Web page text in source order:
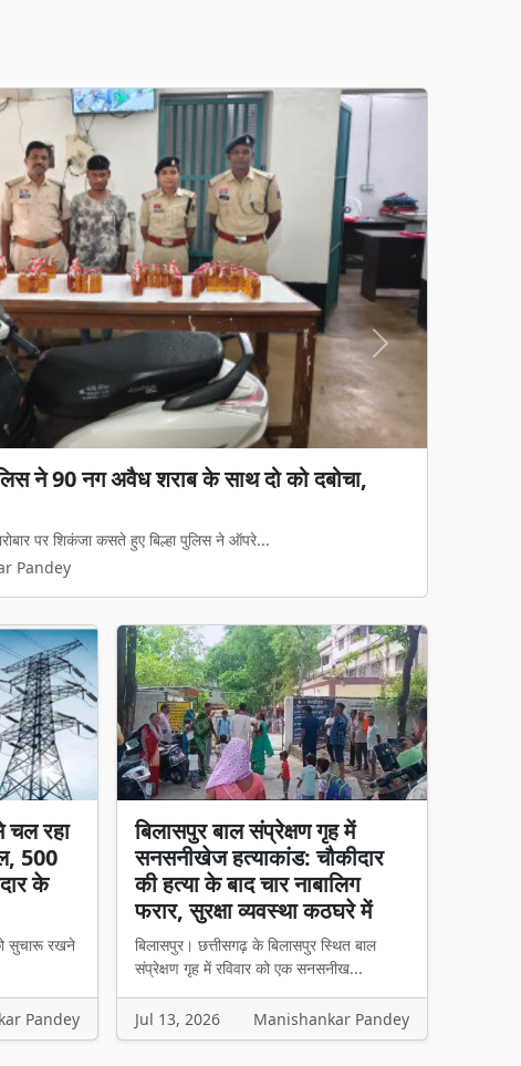
ने 90 नग अवैध शराब के साथ दो को दबोचा,
पर शिकंजा कसते हुए बिल्हा पुलिस ने ऑपरे...
Pandey
का आरोप: जेवी पर रोक, फिर भी 65%
काम, हाईकोर्ट में पुनर्विचार याचिका की तैयारी
रुपये की जल आपूर्ति और निर्माण परियोजना का...
Pandey
Next
चल रहा
500
के
सुचारू रखने
Pandey
बिलासपुर बाल संप्रेक्षण गृह में
सनसनीखेज हत्याकांड: चौकीदार
की हत्या के बाद चार नाबालिग
फरार, सुरक्षा व्यवस्था कठघरे में
बिलासपुर। छत्तीसगढ़ के बिलासपुर स्थित बाल
संप्रेक्षण गृह में रविवार को एक सनसनीख...
Jul 13, 2026 Manishankar Pandey